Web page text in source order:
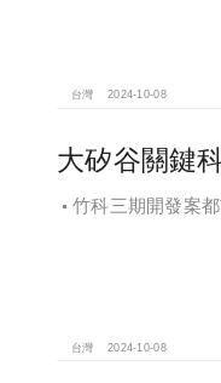
台灣 2024-10-08
大矽谷關鍵
竹科三期開發案
台灣 2024-10-08